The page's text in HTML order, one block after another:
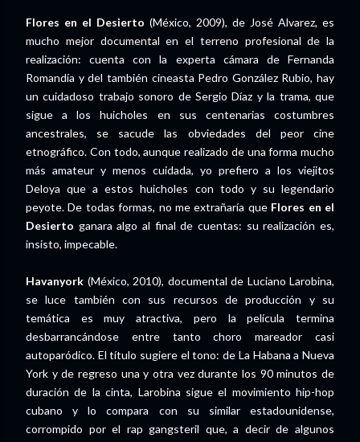
Flores en el Desierto (México, 2009), de José Alvarez, es
mucho mejor documental en el terreno profesional de la
realización: cuenta con la experta cámara de Fernanda
Romandía y del también cineasta Pedro González Rubio, hay
un cuidadoso trabajo sonoro de Sergio Díaz y la trama, que
sigue a los huicholes en sus centenarias costumbres
ancestrales, se sacude las obviedades del peor cine
etnográfico. Con todo, aunque realizado de una forma mucho
más amateur y menos cuidada, yo prefiero a los viejitos
Deloya que a estos huicholes con todo y su legendario
peyote. De todas formas, no me extrañaría que Flores en el
Desierto ganara algo al final de cuentas: su realización es,
insisto, impecable.
Havanyork (México, 2010), documental de Luciano Larobina,
se luce también con sus recursos de producción y su
temática es muy atractiva, pero la película termina
desbarrancándose entre tanto choro mareador casi
autoparódico. El título sugiere el tono: de La Habana a Nueva
York y de regreso una y otra vez durante los 90 minutos de
duración de la cinta, Larobina sigue el movimiento hip-hop
cubano y lo compara con su similar estadounidense,
corrompido por el rap gangsteril que, a decir de algunos